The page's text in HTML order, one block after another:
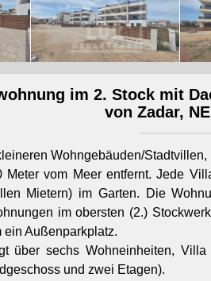
im 2. Stock mit
von Zadar,
Wohngebäuden/
vom Meer entfernt. Jede
Mietern) im Garten. Die
im obersten (2.)
Außenparkplatz.
über sechs Wohneinheiten,
und zwei Etagen).